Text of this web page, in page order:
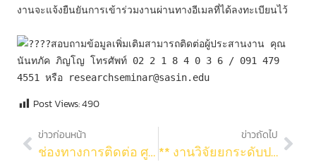
งานจะแจ้งยืนยันการเข้าร่วมงานผ่านทางอีเมลที่ได้ลงทะเบียนไว้
สอบถามข้อมูลเพิ่มเติมสามารถติดต่อผู้ประสานงาน คุณ
นันทภัค ภิญโญ โทรศัพท์ 02 2 1 8 4 0 3 6 / 091 479
4551 หรือ researchseminar@sasin.edu
Post Views:490
ข่าวก่อนหน้า
ช่องทางการติดต่อ ศูนย์เครื่องมือวิทยาศาสตร์และเทคโนโลยี จุฬาฯ ในช่วงที่ปิดทำการ จนถึงวันที่ 13 มิถุนายน 2564
ข่าวถัดไป
** งานวิจัยยกระดับปลาร้า ** รศ.ดร. ชื่นจิต ประกิตชัยวัฒนา ภาควิชาเทคโนโลยีทางอาหาร ได้รับอนุญาตจาก สำนักงานคณะกรรมการอาหารและยา อ.ย. ในการใช้จุลินทรีย์ที่ใช้ในการผลิตกล้าเชื้อปลาร้าในกระบวนการหมักปลาร้า